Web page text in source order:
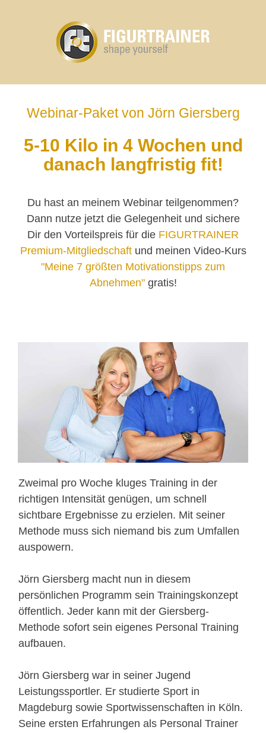
Webinar-Paket von Jörn Giersberg
5-10 Kilo in 4 Wochen und
danach langfristig fit!
Du hast an meinem Webinar teilgenommen?
Dann nutze jetzt die Gelegenheit und sichere
Dir den Vorteilspreis für die FIGURTRAINER
Premium-Mitgliedschaftund meinen Video-Kurs
"Meine 7 größten Motivationstipps zum
Abnehmen"gratis!
Zweimal pro Woche kluges Training in der
richtigen Intensität genügen, um schnell
sichtbare Ergebnisse zu erzielen. Mit seiner
Methode muss sich niemand bis zum Umfallen
auspowern.
Jörn Giersberg macht nun in diesem
persönlichen Programm sein Trainingskonzept
öffentlich. Jeder kann mit der Giersberg-
Methode sofort sein eigenes Personal Training
aufbauen.
Jörn Giersberg war in seiner Jugend
Leistungssportler. Er studierte Sport in
Magdeburg sowie Sportwissenschaften in Köln.
Seine ersten Erfahrungen als Personal Trainer